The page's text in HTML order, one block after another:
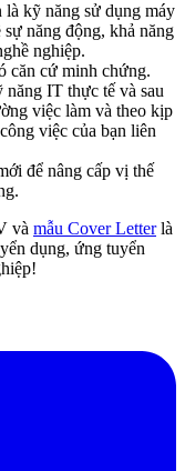
kỹ năng sử dụng máy
năng động, khả năng
nghiệp.
căn cứ minh chứng.
IT thực tế và sau
việc làm và theo kịp
việc của bạn liên
để nâng cấp vị thế
và mẫu Cover Letterlà
dụng, ứng tuyển